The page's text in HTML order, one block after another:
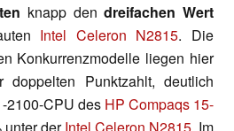
knapp dendreifachen Wert
Intel Celeron N2815. Die
Konkurrenzmodelle liegen hier
Punktzahlt, deutlich
2100-CPU des HP Compaqs 15-
unter derIntel Celeron N2815. Im